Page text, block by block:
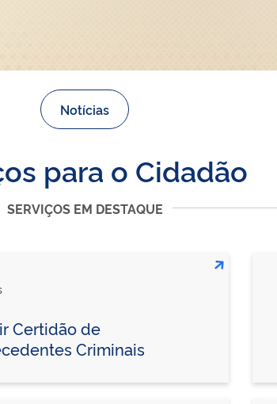
Notícias
para o Cidadão
SERVIÇOS EM DESTAQUE
Certidão de
Criminais